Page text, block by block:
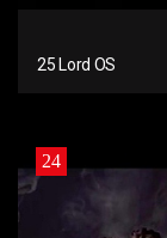
25 Lord OS
24